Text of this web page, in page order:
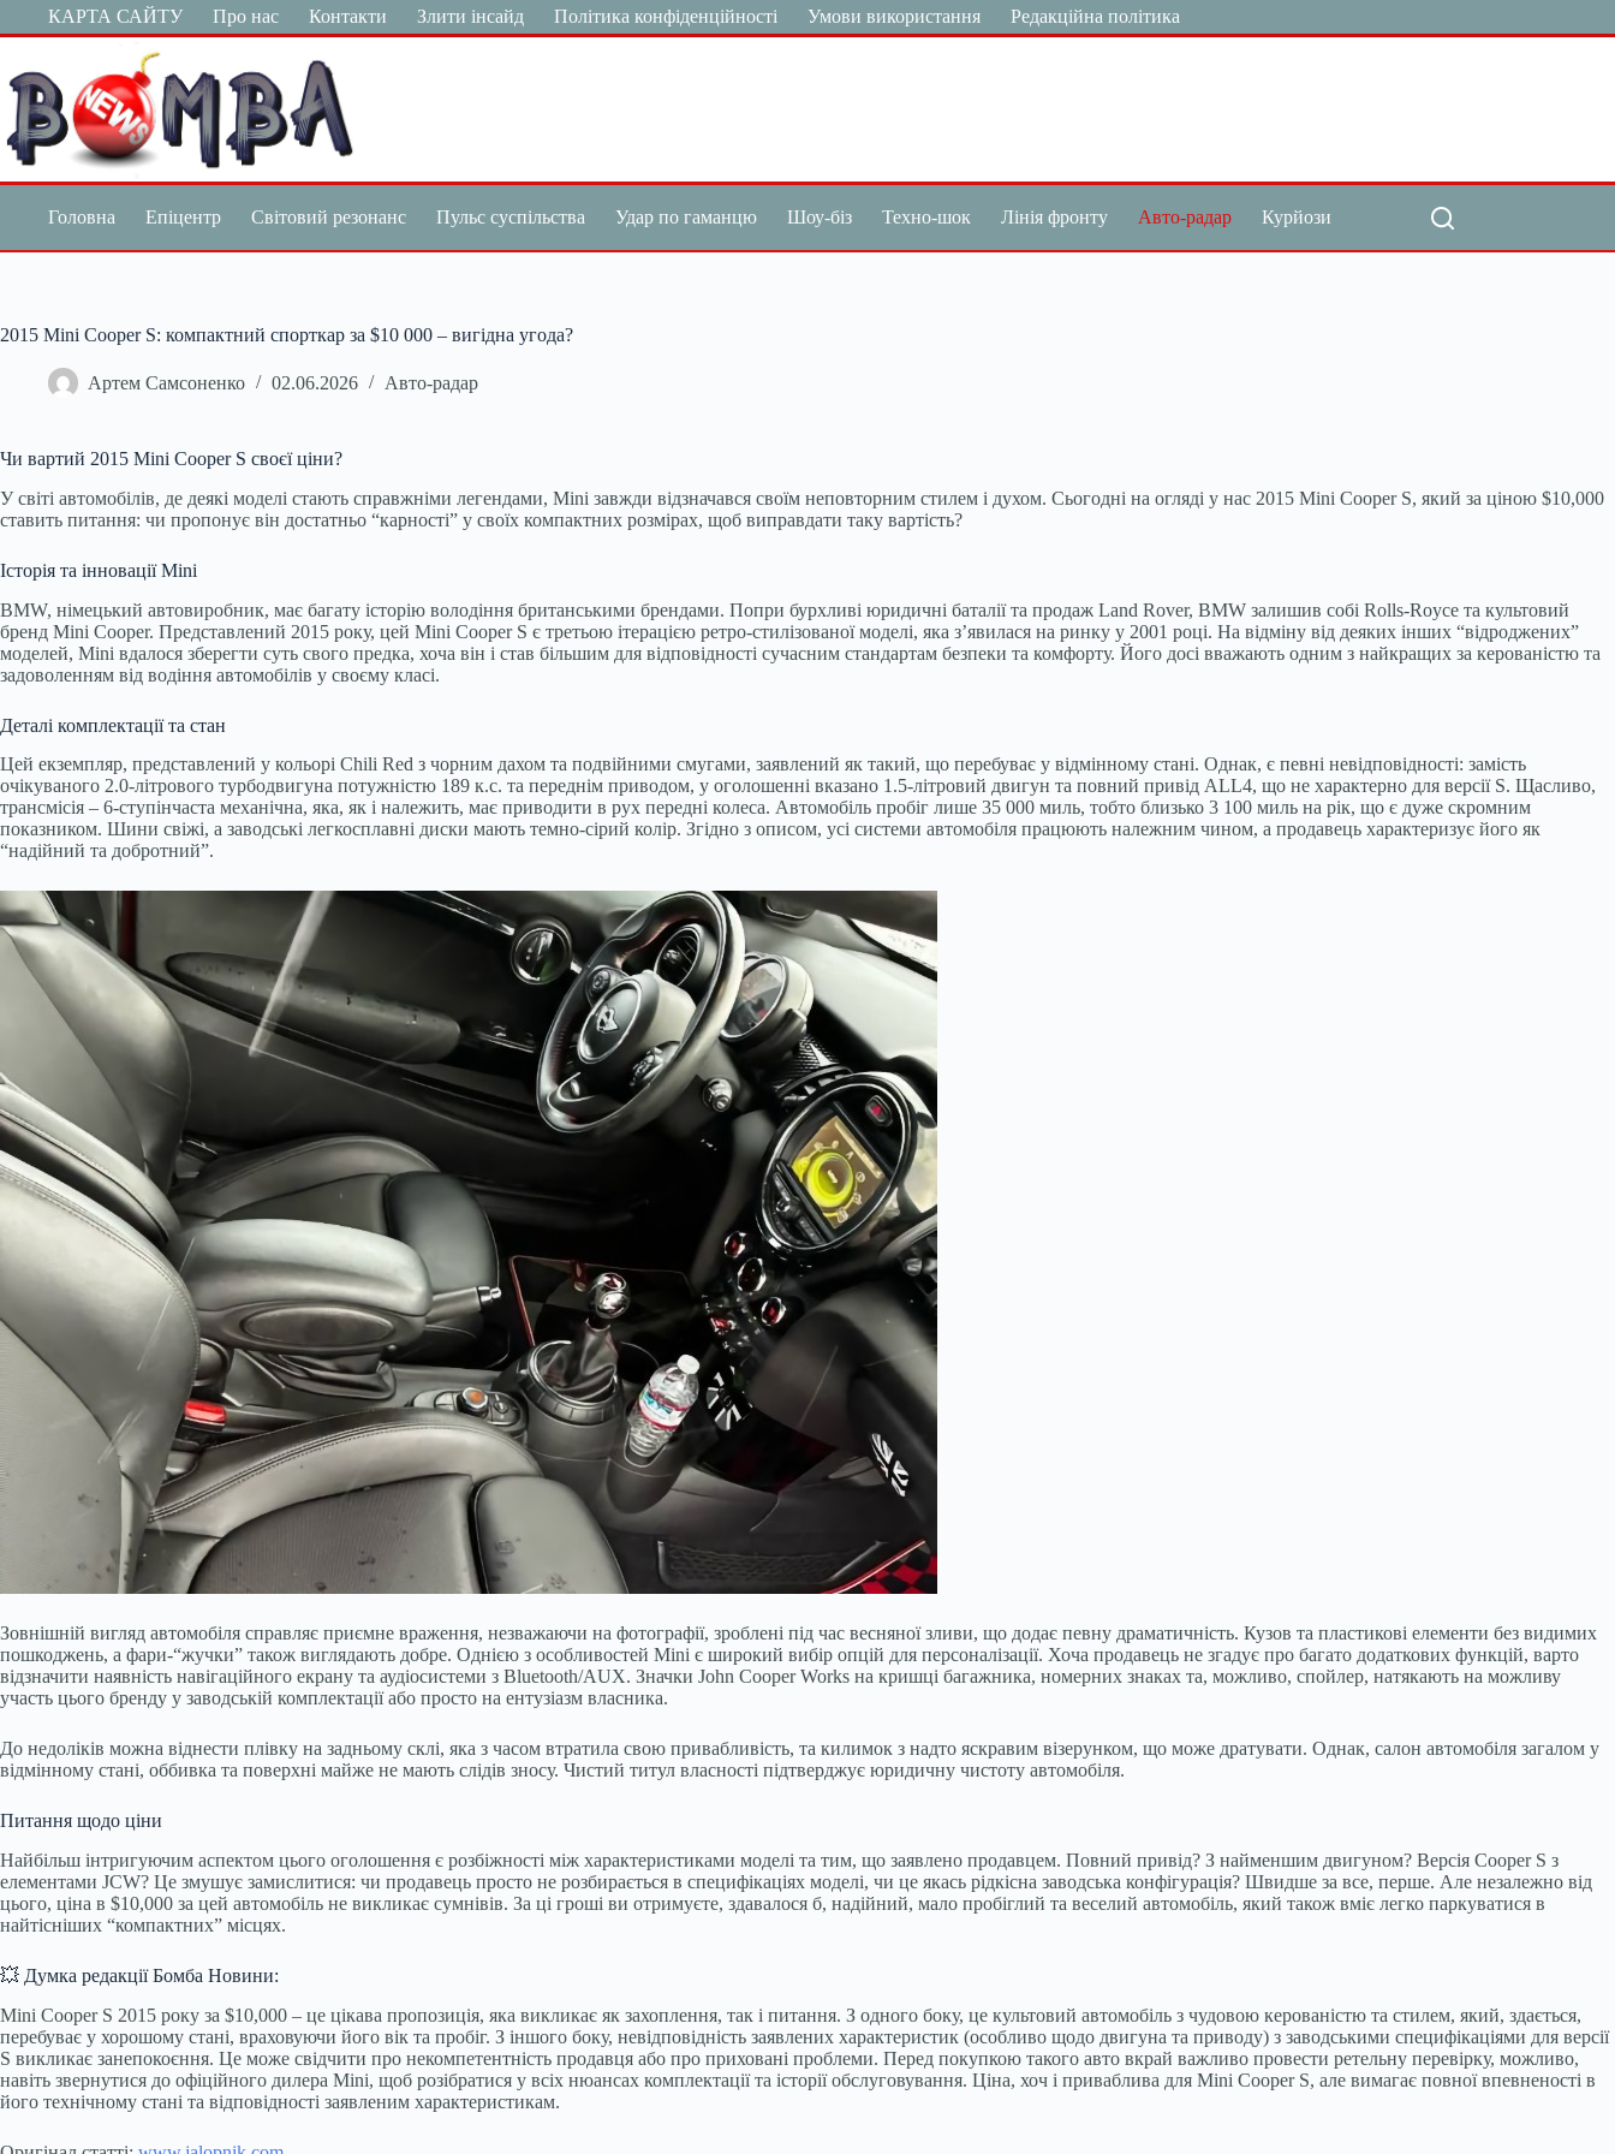
Перейти
до
КАРТА САЙТУ Про нас Контакти Злити інсайд Політика конфіденційності Умови використання Редакційна політика
Головна Епіцентр Світовий резонанс Пульс суспільства Удар по гаманцю Шоу-біз Техно-шок Лінія фронту Авто-радар Курйози
2015 Mini Cooper S: компактний спорткар за $10 000 – вигідна угода?
Артем Самсоненко 02.06.2026 Авто-радар
Чи вартий 2015 Mini Cooper S своєї ціни?
У світі автомобілів, де деякі моделі стають справжніми легендами, Mini завжди відзначався своїм неповторним стилем і духом. Сьогодні на огляді у нас 2015 Mini Cooper S, який за ціною $10,000
ставить питання: чи пропонує він достатньо “карності” у своїх компактних розмірах, щоб виправдати таку вартість?
Історія та інновації Mini
BMW, німецький автовиробник, має багату історію володіння британськими брендами. Попри бурхливі юридичні баталії та продаж Land Rover, BMW залишив собі Rolls-Royce та культовий
бренд Mini Cooper. Представлений 2015 року, цей Mini Cooper S є третьою ітерацією ретро-стилізованої моделі, яка з’явилася на ринку у 2001 році. На відміну від деяких інших “відроджених”
моделей, Mini вдалося зберегти суть свого предка, хоча він і став більшим для відповідності сучасним стандартам безпеки та комфорту. Його досі вважають одним з найкращих за керованістю та
задоволенням від водіння автомобілів у своєму класі.
Деталі комплектації та стан
Цей екземпляр, представлений у кольорі Chili Red з чорним дахом та подвійними смугами, заявлений як такий, що перебуває у відмінному стані. Однак, є певні невідповідності: замість
очікуваного 2.0-літрового турбодвигуна потужністю 189 к.с. та переднім приводом, у оголошенні вказано 1.5-літровий двигун та повний привід ALL4, що не характерно для версії S. Щасливо,
трансмісія – 6-ступінчаста механічна, яка, як і належить, має приводити в рух передні колеса. Автомобіль пробіг лише 35 000 миль, тобто близько 3 100 миль на рік, що є дуже скромним
показником. Шини свіжі, а заводські легкосплавні диски мають темно-сірий колір. Згідно з описом, усі системи автомобіля працюють належним чином, а продавець характеризує його як
“надійний та добротний”.
Зовнішній вигляд автомобіля справляє приємне враження, незважаючи на фотографії, зроблені під час весняної зливи, що додає певну драматичність. Кузов та пластикові елементи без видимих
пошкоджень, а фари-“жучки” також виглядають добре. Однією з особливостей Mini є широкий вибір опцій для персоналізації. Хоча продавець не згадує про багато додаткових функцій, варто
відзначити наявність навігаційного екрану та аудіосистеми з Bluetooth/AUX. Значки John Cooper Works на кришці багажника, номерних знаках та, можливо, спойлер, натякають на можливу
участь цього бренду у заводській комплектації або просто на ентузіазм власника.
До недоліків можна віднести плівку на задньому склі, яка з часом втратила свою привабливість, та килимок з надто яскравим візерунком, що може дратувати. Однак, салон автомобіля загалом у
відмінному стані, оббивка та поверхні майже не мають слідів зносу. Чистий титул власності підтверджує юридичну чистоту автомобіля.
Питання щодо ціни
Найбільш інтригуючим аспектом цього оголошення є розбіжності між характеристиками моделі та тим, що заявлено продавцем. Повний привід? З найменшим двигуном? Версія Cooper S з
елементами JCW? Це змушує замислитися: чи продавець просто не розбирається в специфікаціях моделі, чи це якась рідкісна заводська конфігурація? Швидше за все, перше. Але незалежно від
цього, ціна в $10,000 за цей автомобіль не викликає сумнівів. За ці гроші ви отримуєте, здавалося б, надійний, мало пробіглий та веселий автомобіль, який також вміє легко паркуватися в
найтісніших “компактних” місцях.
💥 Думка редакції Бомба Новини:
Mini Cooper S 2015 року за $10,000 – це цікава пропозиція, яка викликає як захоплення, так і питання. З одного боку, це культовий автомобіль з чудовою керованістю та стилем, який, здається,
перебуває у хорошому стані, враховуючи його вік та пробіг. З іншого боку, невідповідність заявлених характеристик (особливо щодо двигуна та приводу) з заводськими специфікаціями для версії
S викликає занепокоєння. Це може свідчити про некомпетентність продавця або про приховані проблеми. Перед покупкою такого авто вкрай важливо провести ретельну перевірку, можливо,
навіть звернутися до офіційного дилера Mini, щоб розібратися у всіх нюансах комплектації та історії обслуговування. Ціна, хоч і приваблива для Mini Cooper S, але вимагає повної впевненості в
його технічному стані та відповідності заявленим характеристикам.